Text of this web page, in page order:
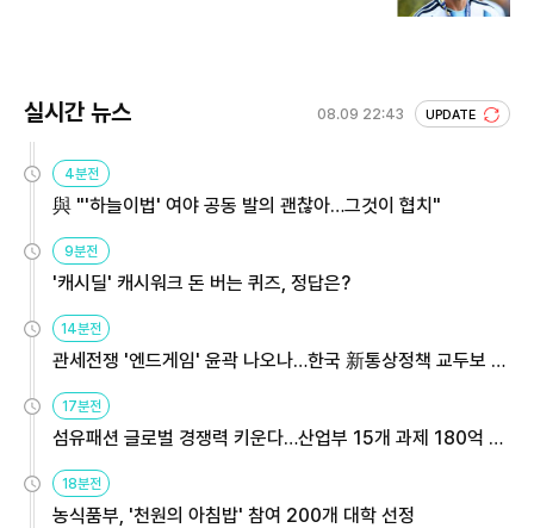
실시간 뉴스 08.09 22:43 UPDATE
4분전
與 "'하늘이법' 여야 공동 발의 괜찮아…그것이 협치"
9분전
'캐시딜' 캐시워크 돈 버는 퀴즈, 정답은?
14분전
관세전쟁 '엔드게임' 윤곽 나오나…한국 新통상정책 교두보 활
용해야
17분전
섬유패션 글로벌 경쟁력 키운다…산업부 15개 과제 180억 지
원
18분전
농식품부, '천원의 아침밥' 참여 200개 대학 선정